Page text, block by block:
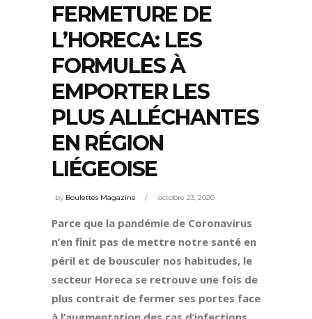
FERMETURE DE
L’HORECA: LES
FORMULES À
EMPORTER LES
PLUS ALLÉCHANTES
EN RÉGION
LIÉGEOISE
by Boulettes Magazine octobre 23, 2020
Parce que la pandémie de Coronavirus
n’en finit pas de mettre notre santé en
péril et de bousculer nos habitudes, le
secteur Horeca se retrouve une fois de
plus contrait de fermer ses portes face